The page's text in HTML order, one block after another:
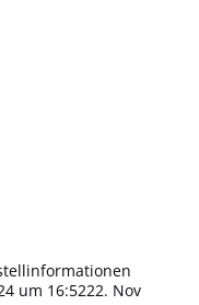
um 16:5222. Nov